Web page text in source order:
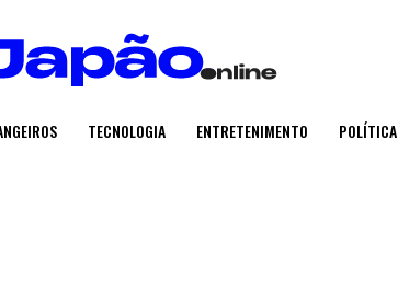
TECNOLOGIA ENTRETENIMENTO POLÍTICA